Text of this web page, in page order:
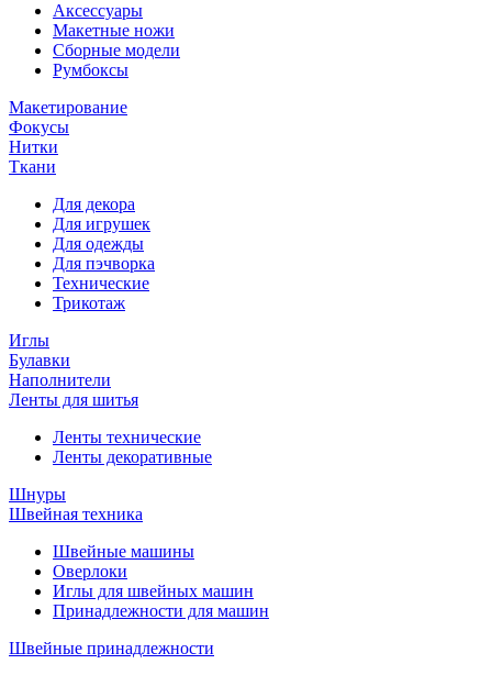
Аксессуары
Макетные ножи
Сборные модели
Румбоксы
Макетирование
Фокусы
Нитки
Ткани
Для декора
Для игрушек
Для одежды
Для пэчворка
Технические
Трикотаж
Иглы
Булавки
Наполнители
Ленты для шитья
Ленты технические
Ленты декоративные
Шнуры
Швейная техника
Швейные машины
Оверлоки
Иглы для швейных машин
Принадлежности для машин
Швейные принадлежности